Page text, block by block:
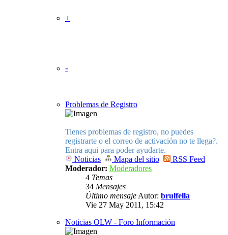
+
-
Problemas de Registro
Tienes problemas de registro, no puedes
registrarte o el correo de activación no te llega?.
Entra aqui para poder ayudarte.
Noticias
Mapa del sitio
RSS Feed
Moderador: Moderadores
4 Temas
34 Mensajes
Último mensaje Autor: brulfella
Vie 27 May 2011, 15:42
Noticias OLW - Foro Información